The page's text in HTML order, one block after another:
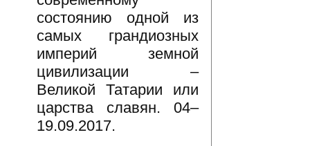
состоянию одной из
самых грандиозных
империй земной
цивилизации –
Великой Татарии или
царства славян. 04–
19.09.2017.